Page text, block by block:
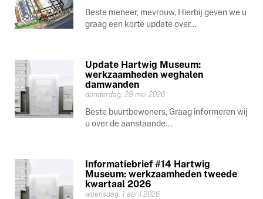
Beste meneer, mevrouw, Hierbij geven we u
graag een korte update over...
Update Hartwig Museum:
werkzaamheden weghalen
damwanden
donderdag, 28 mei 2026
Beste buurtbewoners, Graag informeren wij
u over de aanstaande...
Informatiebrief #14 Hartwig
Museum: werkzaamheden tweede
kwartaal 2026
woensdag, 1 april 2026